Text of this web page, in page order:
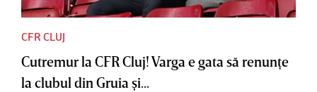
CFR CLUJ
Cutremur la CFR Cluj! Varga e gata să renunţe
la clubul din Gruia şi...